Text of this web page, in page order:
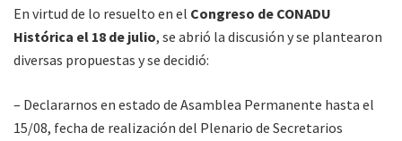
En virtud de lo resuelto en el Congreso de CONADU
Histórica el 18 de julio, se abrió la discusión y se plantearon
diversas propuestas y se decidió:
– Declararnos en estado de Asamblea Permanente hasta el
15/08, fecha de realización del Plenario de Secretarios